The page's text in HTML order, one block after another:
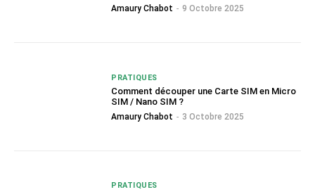
Amaury Chabot - 9 Octobre 2025
PRATIQUES
Comment découper une Carte SIM en Micro
SIM / Nano SIM ?
Amaury Chabot - 3 Octobre 2025
PRATIQUES